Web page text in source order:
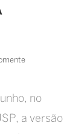
no
a versão